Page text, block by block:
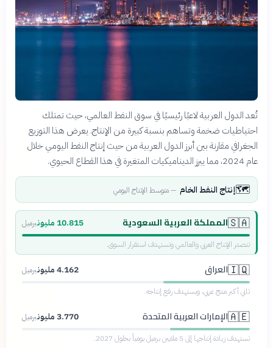
تُعد الدول العربية لاعبًا رئيسيًا في سوق النفط العالمي، حيث تمتلك
احتياطيات ضخمة وتساهم بنسبة كبيرة من الإنتاج. يعرض هذا التوزيع
الجغرافي مقارنة بين أبرز الدول العربية من حيث إنتاج النفط اليومي خلال
عام 2024، مما يبرز الديناميكيات المتغيرة في هذا القطاع الحيوي.
🗺️إنتاج النفط الخام —متوسط الإنتاج اليومي
🇸🇦المملكة العربية السعودية 10.815 مليون
برميل
تتصدر الإنتاج العربي والعالمي وتستهدف استقرار السوق.
🇮🇶العراق 4.162 مليون
برميل
ثاني أكبر منتج عربي، ويستهدف رفع إنتاجه.
🇦🇪الإمارات العربية المتحدة 3.770 مليون
برميل
تستهدف زيادة إنتاجها إلى 5 ملايين برميل يومياً بحلول 2027.